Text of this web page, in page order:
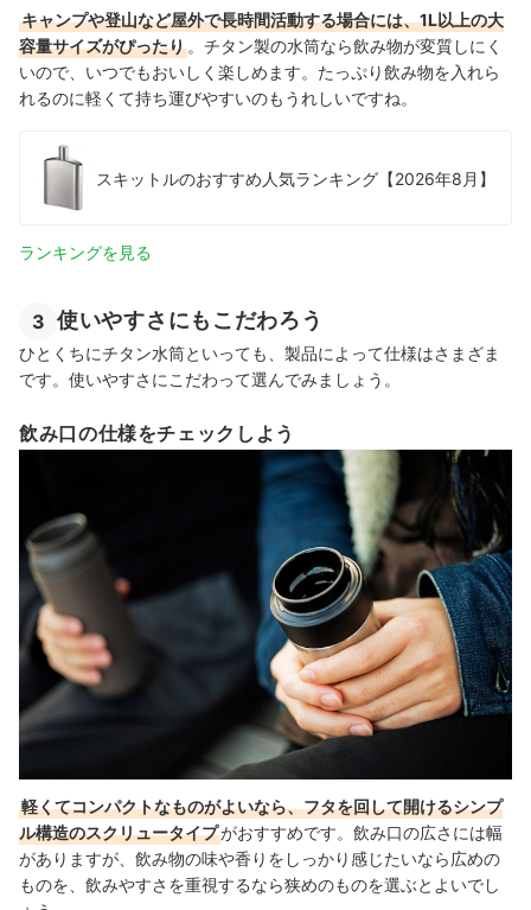
キャンプや登山など屋外で長時間活動する場合には、1L以上の大
容量サイズがぴったり。チタン製の水筒なら飲み物が変質しにく
いので、いつでもおいしく楽しめます。たっぷり飲み物を入れら
れるのに軽くて持ち運びやすいのもうれしいですね。
スキットルのおすすめ人気ランキング【2026年8月】
ランキングを見る
3 使いやすさにもこだわろう
ひとくちにチタン水筒といっても、製品によって仕様はさまざま
です。使いやすさにこだわって選んでみましょう。
飲み口の仕様をチェックしよう
軽くてコンパクトなものがよいなら、フタを回して開けるシンプ
ル構造のスクリュータイプがおすすめです。飲み口の広さには幅
がありますが、飲み物の味や香りをしっかり感じたいなら広めの
ものを、飲みやすさを重視するなら狭めのものを選ぶとよいでし